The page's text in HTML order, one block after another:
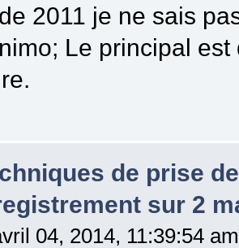
2011 je ne sais
Le principal
de prise
sur 2
04, 2014, 11:39:54